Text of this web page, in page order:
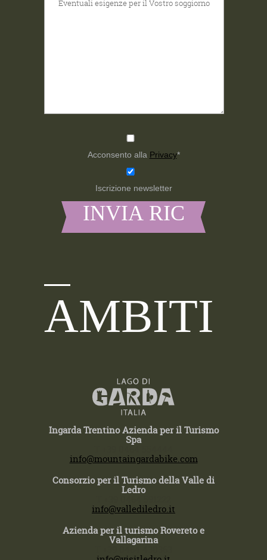
Acconsento alla Privacy*
Iscrizione newsletter
AMBITI
Ingarda Trentino Azienda per il Turismo
Spa
info@mountaingardabike.com
Consorzio per il Turismo della Valle di
Ledro
info@vallediledro.it
Azienda per il turismo Rovereto e
Vallagarina